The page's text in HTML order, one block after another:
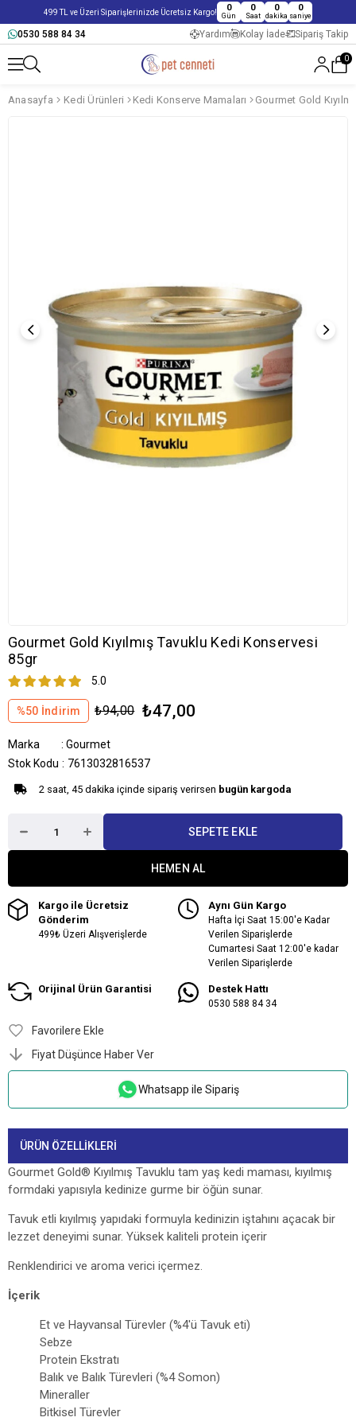
499 TL ve Üzeri Siparişlerinizde Ücretsiz Kargo! 0
Gün
0
Saat
0
dakika
0
saniye
0530 588 84 34 Yardım Kolay İade Sipariş Takip
0
Anasayfa Kedi Ürünleri Kedi Konserve Mamaları Gourmet Gold
Gourmet Gold Kıyılmış Tavuklu Kedi Konservesi
85gr
5.0
%50 İndirim ₺94,00 ₺47,00
Marka : Gourmet
Stok Kodu
7613032816537
2 saat, 45 dakika içinde sipariş verirsen bugün kargoda
Kargo ile Ücretsiz
Gönderim
499₺ Üzeri Alışverişlerde
Aynı Gün Kargo
Hafta İçi Saat 15:00'e Kadar
Verilen Siparişlerde
Cumartesi Saat 12:00'e kadar
Verilen Siparişlerde
Orijinal Ürün Garantisi Destek Hattı
0530 588 84 34
Favorilere Ekle
Fiyat Düşünce Haber Ver
Whatsapp ile Sipariş
ÜRÜN ÖZELLIKLERI
Gourmet Gold® Kıyılmış Tavuklu tam yaş kedi maması, kıyılmış
formdaki yapısıyla kedinize gurme bir öğün sunar.
Tavuk etli kıyılmış yapıdaki formuyla kedinizin iştahını açacak bir
lezzet deneyimi sunar. Yüksek kaliteli protein içerir
Renklendirici ve aroma verici içermez.
İçerik
Et ve Hayvansal Türevler (%4'ü Tavuk eti)
Sebze
Protein Ekstratı
Balık ve Balık Türevleri (%4 Somon)
Mineraller
Bitkisel Türevler